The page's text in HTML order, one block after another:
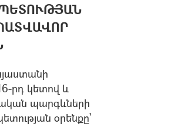
րդ կետով և
պարգևների
օրենքը՝